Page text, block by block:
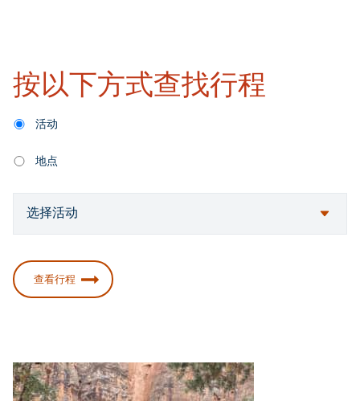
按以下方式查找行程
活动
地点
查看行程